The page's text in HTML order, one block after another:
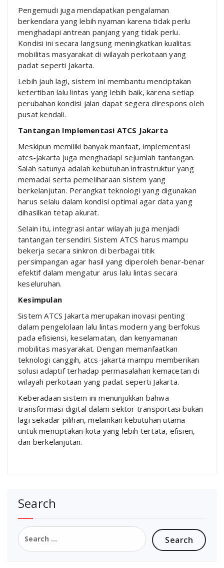
Pengemudi juga mendapatkan pengalaman
berkendara yang lebih nyaman karena tidak perlu
menghadapi antrean panjang yang tidak perlu.
Kondisi ini secara langsung meningkatkan kualitas
mobilitas masyarakat di wilayah perkotaan yang
padat seperti Jakarta.
Lebih jauh lagi, sistem ini membantu menciptakan
ketertiban lalu lintas yang lebih baik, karena setiap
perubahan kondisi jalan dapat segera direspons oleh
pusat kendali.
Tantangan Implementasi ATCS Jakarta
Meskipun memiliki banyak manfaat, implementasi
atcs-jakarta juga menghadapi sejumlah tantangan.
Salah satunya adalah kebutuhan infrastruktur yang
memadai serta pemeliharaan sistem yang
berkelanjutan. Perangkat teknologi yang digunakan
harus selalu dalam kondisi optimal agar data yang
dihasilkan tetap akurat.
Selain itu, integrasi antar wilayah juga menjadi
tantangan tersendiri. Sistem ATCS harus mampu
bekerja secara sinkron di berbagai titik
persimpangan agar hasil yang diperoleh benar-benar
efektif dalam mengatur arus lalu lintas secara
keseluruhan.
Kesimpulan
Sistem ATCS Jakarta merupakan inovasi penting
dalam pengelolaan lalu lintas modern yang berfokus
pada efisiensi, keselamatan, dan kenyamanan
mobilitas masyarakat. Dengan memanfaatkan
teknologi canggih, atcs-jakarta mampu memberikan
solusi adaptif terhadap permasalahan kemacetan di
wilayah perkotaan yang padat seperti Jakarta.
Keberadaan sistem ini menunjukkan bahwa
transformasi digital dalam sektor transportasi bukan
lagi sekadar pilihan, melainkan kebutuhan utama
untuk menciptakan kota yang lebih tertata, efisien,
dan berkelanjutan.
Search
Search
for: